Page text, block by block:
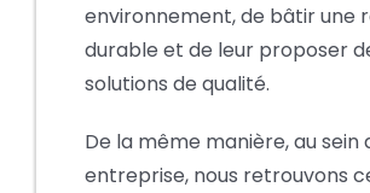
environnement, de bâtir une
durable et de leur proposer
solutions de qualité.
De la même manière, au sein
entreprise, nous retrouvons